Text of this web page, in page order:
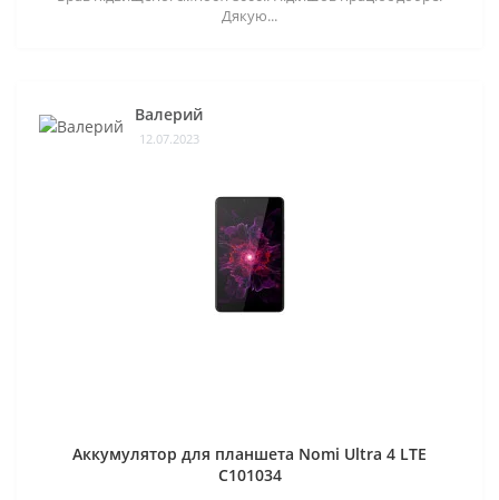
Дякую...
Валерий
12.07.2023
Аккумулятор для планшета Nomi Ultra 4 LTE
C101034